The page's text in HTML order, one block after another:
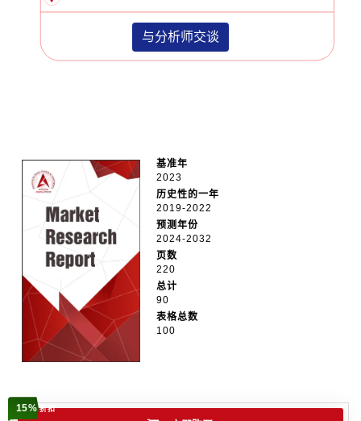
与分析师交谈
基准年
2023
历史性的一年
2019-2022
预测年份
2024-2032
页数
220
总计
90
表格总数
100
15%折扣